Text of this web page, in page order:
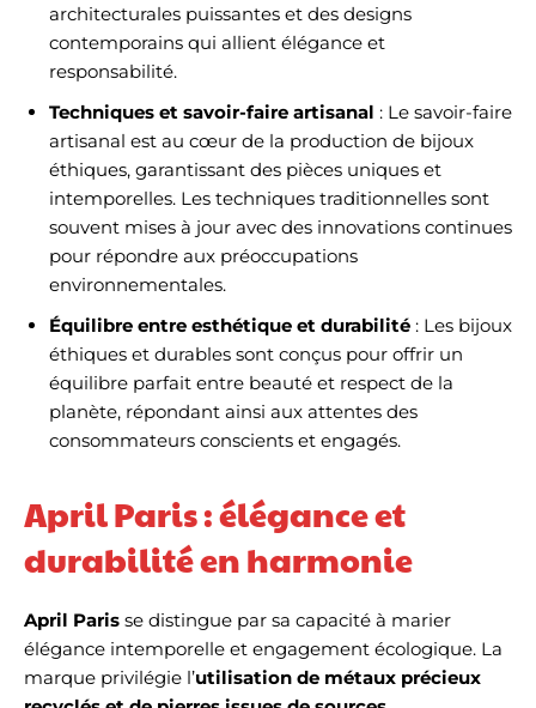
architecturales puissantes et des designs
contemporains qui allient élégance et
responsabilité.
Techniques et savoir-faire artisanal : Le savoir-faire
artisanal est au cœur de la production de bijoux
éthiques, garantissant des pièces uniques et
intemporelles. Les techniques traditionnelles sont
souvent mises à jour avec des innovations continues
pour répondre aux préoccupations
environnementales.
Équilibre entre esthétique et durabilité : Les bijoux
éthiques et durables sont conçus pour offrir un
équilibre parfait entre beauté et respect de la
planète, répondant ainsi aux attentes des
consommateurs conscients et engagés.
April Paris : élégance et
durabilité en harmonie
April Paris se distingue par sa capacité à marier
élégance intemporelle et engagement écologique. La
marque privilégie l’utilisation de métaux précieux